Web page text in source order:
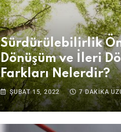
Sürdürülebilirlik
Dönüşüm ve İleri
Farkları Nelerdir?
ŞUBAT 15, 2022 7 DAKIKA